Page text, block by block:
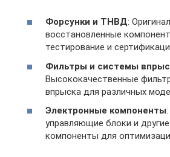
Форсунки и ТНВД:
восстановленные
тестирование и
Фильтры и системы
Высококачественные
впрыска для различных
Электронные компоненты
управляющие блоки и
компоненты для